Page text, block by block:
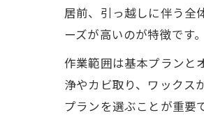
居前、引っ越しに伴う全
ーズが高いのが特徴です。
作業範囲は基本プランと
浄やカビ取り、ワックス
プランを選ぶことが重要